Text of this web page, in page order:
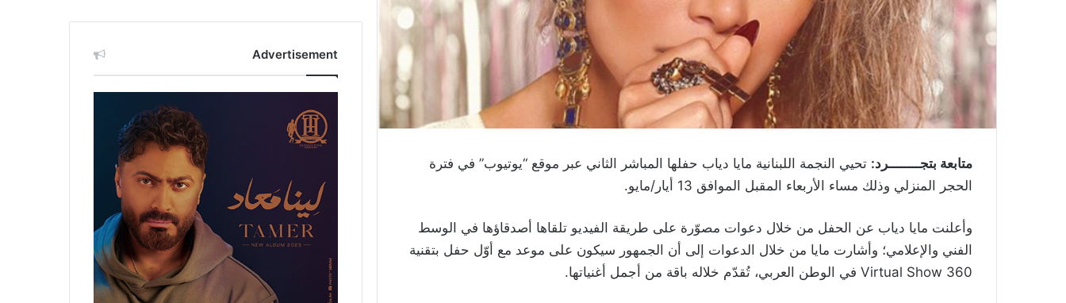
متابعة بتجــــــــرد: تحيي النجمة اللبنانية مايا دياب حفلها المباشر الثاني عبر موقع “يوتيوب” في فترة
الحجر المنزلي وذلك مساء الأربعاء المقبل الموافق 13 أيار/مايو.
وأعلنت مايا دياب عن الحفل من خلال دعوات مصوّرة على طريقة الفيديو تلقاها أصدقاؤها في الوسط
الفني والإعلامي؛ وأشارت مايا من خلال الدعوات إلى أن الجمهور سيكون على موعد مع أوّل حفل بتقنية
Virtual Show 360 في الوطن العربي، تُقدّم خلاله باقة من أجمل أغنياتها.
Advertisement